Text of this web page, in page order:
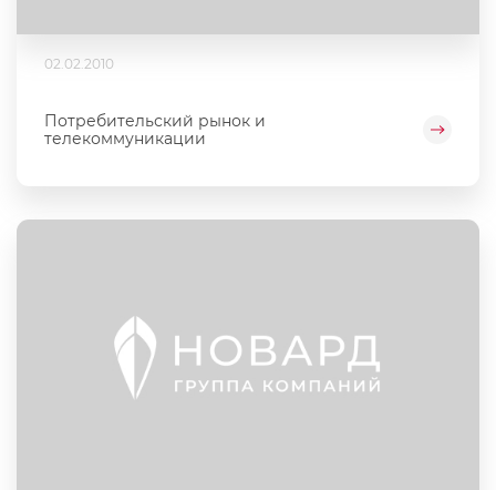
02.02.2010
Потребительский рынок и
телекоммуникации